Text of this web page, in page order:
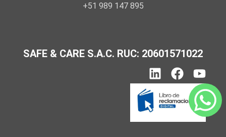
+51 989 147 895
SAFE & CARE S.A.C. RUC: 20601571022
L
i
n
k
e
F
a
c
b
Y
o
u
t
u